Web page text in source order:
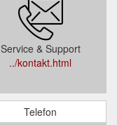
Service & Support
../kontakt.html
Telefon